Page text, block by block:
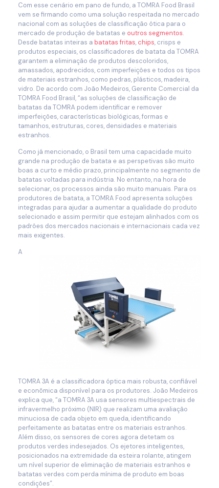
Com esse cenário em pano de fundo, a TOMRA Food Brasil
vem se firmando como uma solução respeitada no mercado
nacional com as soluções de classificação ótica para o
mercado de produção de batatas e outros segmentos.
Desde batatas inteiras a batatas fritas, chips, crisps e
produtos especiais, os classificadores de batata da TOMRA
garantem a eliminação de produtos descoloridos,
amassados, apodrecidos, com imperfeições e todos os tipos
de materiais estranhos, como pedras, plásticos, madeira,
vidro. De acordo com João Medeiros, Gerente Comercial da
TOMRA Food Brasil, “as soluções de classificação de
batatas da TOMRA podem identificar e remover
imperfeições, características biológicas, formas e
tamanhos, estruturas, cores, densidades e materiais
estranhos.
Como já mencionado, o Brasil tem uma capacidade muito
grande na produção de batata e as perspetivas são muito
boas a curto e médio prazo, principalmente no segmento de
batatas voltadas para indústria. No entanto, na hora de
selecionar, os processos ainda são muito manuais. Para os
produtores de batata, a TOMRA Food apresenta soluções
integradas para ajudar a aumentar a qualidade do produto
selecionado e assim permitir que estejam alinhados com os
padrões dos mercados nacionais e internacionais cada vez
mais exigentes.
A
TOMRA 3A é a classificadora óptica mais robusta, confiável
e econômica disponível para os produtores. João Medeiros
explica que, “a TOMRA 3A usa sensores multiespectrais de
infravermelho próximo (NIR) que realizam uma avaliação
minuciosa de cada objeto em queda, identificando
perfeitamente as batatas entre os materiais estranhos.
Além disso, os sensores de cores agora detetam os
produtos verdes indesejados. Os ejetores inteligentes,
posicionados na extremidade da esteira rolante, atingem
um nível superior de eliminação de materiais estranhos e
batatas verdes com perda mínima de produto em boas
condições”.